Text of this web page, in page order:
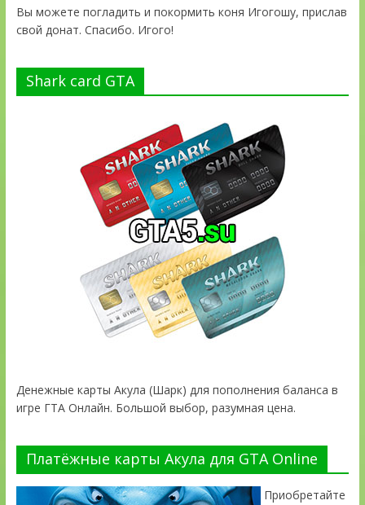
Вы можете погладить и покормить коня Игогошу, прислав
свой донат. Спасибо. Игого!
Shark card GTA
Денежные карты Акула (Шарк) для пополнения баланса в
игре ГТА Онлайн. Большой выбор, разумная цена.
Платёжные карты Акула для GTA Online
Приобретайте